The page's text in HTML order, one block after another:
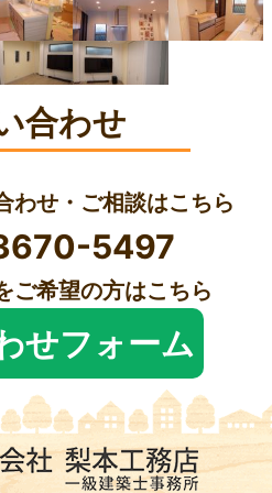
合わせ
わせ・ご相談はこちら
5497
ご希望の方はこちら
せフォーム